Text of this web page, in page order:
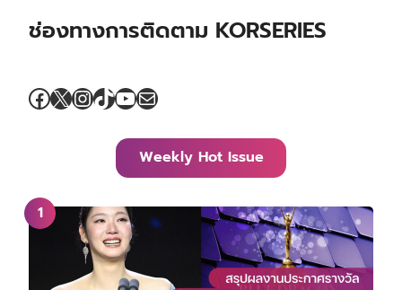
ช่องทางการติดตาม KORSERIES
Facebook
X Instagram
TikTok
YouTube
Mail
Weekly Hot Issue